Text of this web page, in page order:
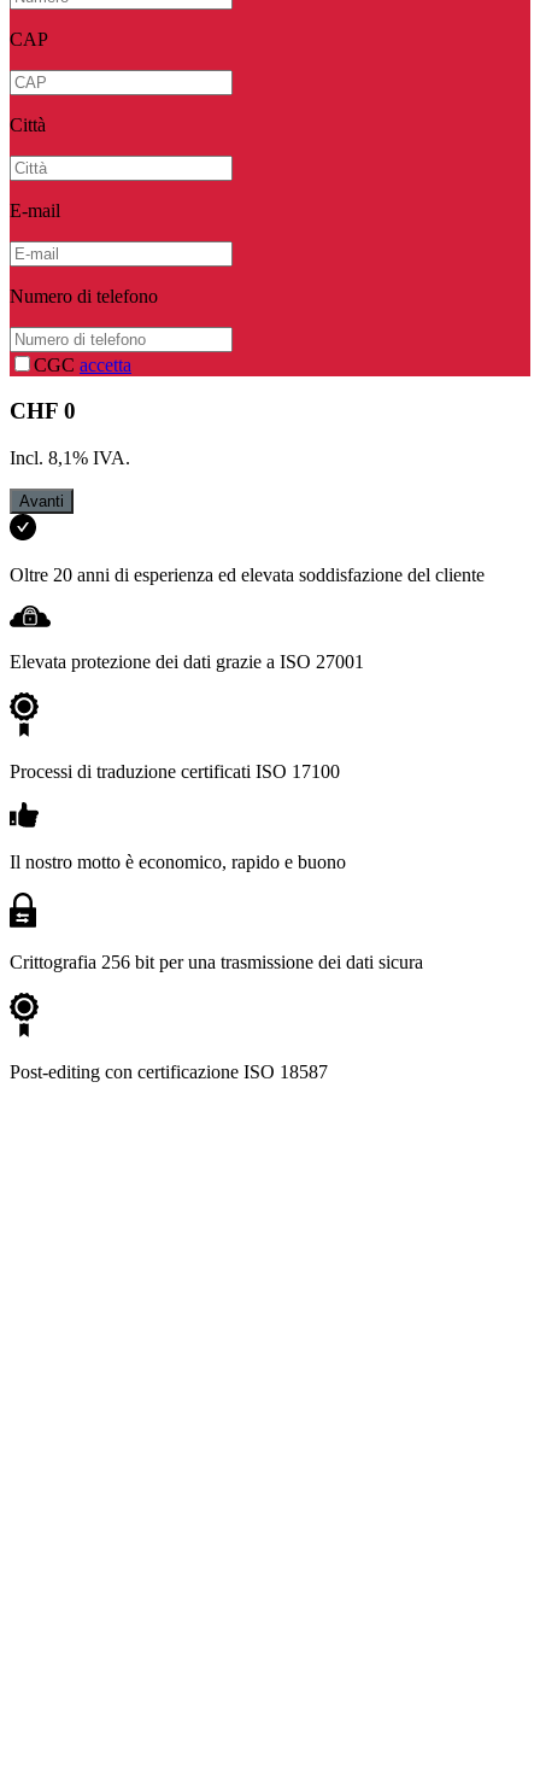
CAP
Città
E-mail
Numero di telefono
CGC accetta
CHF 0
Incl. 8,1% IVA.
Avanti
Oltre 20 anni di esperienza ed elevata soddisfazione del cliente
Elevata protezione dei dati grazie a ISO 27001
Processi di traduzione certificati ISO 17100
Il nostro motto è economico, rapido e buono
Crittografia 256 bit per una trasmissione dei dati sicura
Post-editing con certificazione ISO 18587